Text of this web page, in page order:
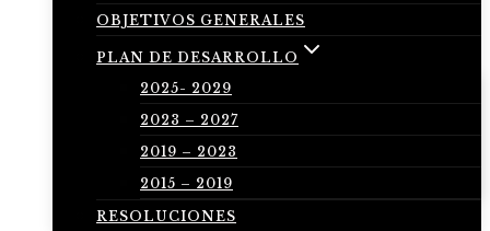
OBJETIVOS GENERALES
PLAN DE DESARROLLO
2025- 2029
2023 – 2027
2019 – 2023
2015 – 2019
RESOLUCIONES